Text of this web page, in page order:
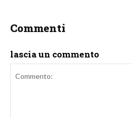
Commenti
lascia un commento